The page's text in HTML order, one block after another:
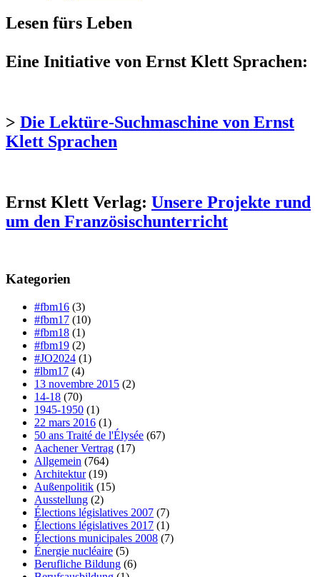
Lesen fürs Leben
Eine Initiative von Ernst Klett Sprachen:
> Die Lektüre-Suchmaschine von Ernst
Klett Sprachen
Ernst Klett Verlag: Unsere Projekte rund
um den Französischunterricht
Kategorien
#fbm16 (3)
#fbm17 (10)
#fbm18 (1)
#fbm19 (2)
#JO2024 (1)
#lbm17 (4)
13 novembre 2015 (2)
14-18 (70)
1945-1950 (1)
22 mars 2016 (1)
50 ans Traité de l'Élysée (67)
Aachener Vertrag (17)
Allgemein (764)
Architektur(19)
Außenpolitik (15)
Ausstellung (2)
Élections législatives 2007 (7)
Élections législatives 2017 (1)
Élections municipales 2008 (7)
Énergie nucléaire (5)
Berufliche Bildung (6)